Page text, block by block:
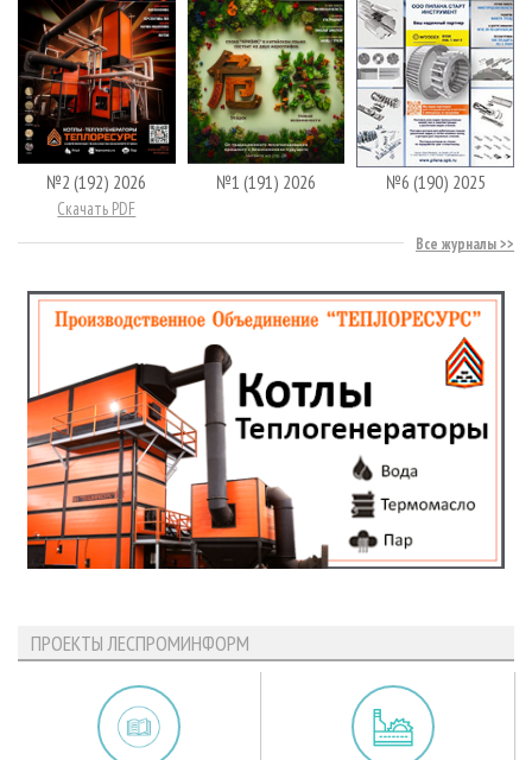
№2 (192) 2026
Скачать PDF
№1 (191) 2026 №6 (190) 2025
Все журналы
ПРОЕКТЫ ЛЕСПРОМИНФОРМ